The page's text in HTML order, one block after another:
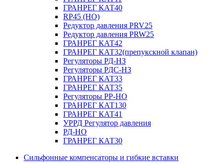
ГРАНРЕГ КАТ40
RP45 (НО)
Редуктор давления PRV25
Редуктор давления PRW25
ГРАНРЕГ КАТ42
ГРАНРЕГ КАТ32(препукскной клапан)
Регуляторы РД-НЗ
Регуляторы РДС-НЗ
ГРАНРЕГ КАТ33
ГРАНРЕГ КАТ35
Регуляторы РР-НО
ГРАНРЕГ КАТ130
ГРАНРЕГ КАТ41
УРРД Регулятор давления
РД-НО
ГРАНРЕГ КАТ30
Сильфонные компенсаторы и гибкие вставки